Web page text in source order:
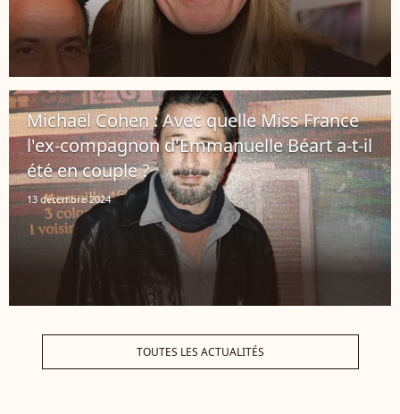
Michaël Cohen : Avec quelle Miss France
l'ex-compagnon d'Emmanuelle Béart a-t-il
été en couple ?
13 décembre 2024
TOUTES LES ACTUALITÉS